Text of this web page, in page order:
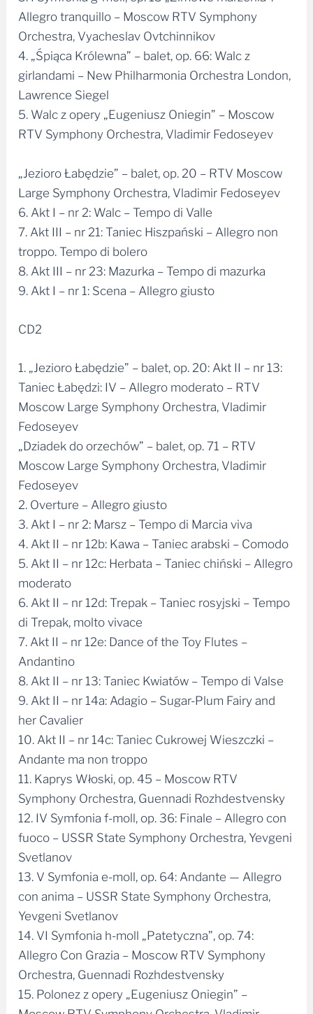
Allegro tranquillo – Moscow RTV Symphony
Orchestra, Vyacheslav Ovtchinnikov
4. „Śpiąca Królewna” – balet, op. 66: Walc z
girlandami – New Philharmonia Orchestra London,
Lawrence Siegel
5. Walc z opery „Eugeniusz Oniegin” – Moscow
RTV Symphony Orchestra, Vladimir Fedoseyev
„Jezioro Łabędzie” – balet, op. 20 – RTV Moscow
Large Symphony Orchestra, Vladimir Fedoseyev
6. Akt I – nr 2: Walc – Tempo di Valle
7. Akt III – nr 21: Taniec Hiszpański – Allegro non
troppo. Tempo di bolero
8. Akt III – nr 23: Mazurka – Tempo di mazurka
9. Akt I – nr 1: Scena – Allegro giusto
CD2
1. „Jezioro Łabędzie” – balet, op. 20: Akt II – nr 13:
Taniec Łabędzi: IV – Allegro moderato – RTV
Moscow Large Symphony Orchestra, Vladimir
Fedoseyev
„Dziadek do orzechów” – balet, op. 71 – RTV
Moscow Large Symphony Orchestra, Vladimir
Fedoseyev
2. Overture – Allegro giusto
3. Akt I – nr 2: Marsz – Tempo di Marcia viva
4. Akt II – nr 12b: Kawa – Taniec arabski – Comodo
5. Akt II – nr 12c: Herbata – Taniec chiński – Allegro
moderato
6. Akt II – nr 12d: Trepak – Taniec rosyjski – Tempo
di Trepak, molto vivace
7. Akt II – nr 12e: Dance of the Toy Flutes –
Andantino
8. Akt II – nr 13: Taniec Kwiatów – Tempo di Valse
9. Akt II – nr 14a: Adagio – Sugar-Plum Fairy and
her Cavalier
10. Akt II – nr 14c: Taniec Cukrowej Wieszczki –
Andante ma non troppo
11. Kaprys Włoski, op. 45 – Moscow RTV
Symphony Orchestra, Guennadi Rozhdestvensky
12. IV Symfonia f-moll, op. 36: Finale – Allegro con
fuoco – USSR State Symphony Orchestra, Yevgeni
Svetlanov
13. V Symfonia e-moll, op. 64: Andante — Allegro
con anima – USSR State Symphony Orchestra,
Yevgeni Svetlanov
14. VI Symfonia h-moll „Patetyczna”, op. 74:
Allegro Con Grazia – Moscow RTV Symphony
Orchestra, Guennadi Rozhdestvensky
15. Polonez z opery „Eugeniusz Oniegin” –